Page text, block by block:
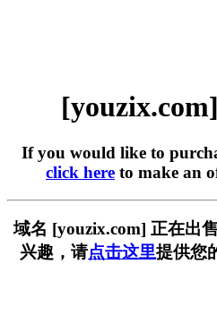
If you would like to
click here to make an
域名 [youzix.com] 正在出
兴趣，请点击这里提供您